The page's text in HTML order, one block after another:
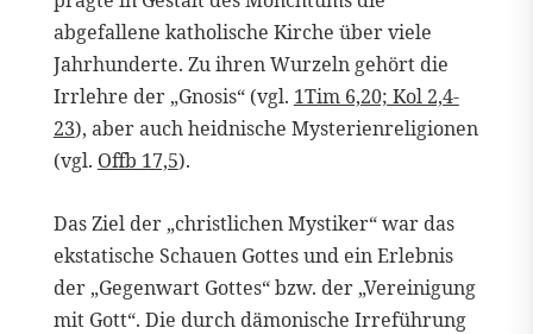
abgefallene katholische Kirche über viele
Jahrhunderte. Zu ihren Wurzeln gehört die
Irrlehre der „Gnosis“ (vgl. 1Tim 6,20; Kol 2,4-
23), aber auch heidnische Mysterienreligionen
(vgl. Offb 17,5).
Das Ziel der „christlichen Mystiker“ war das
ekstatische Schauen Gottes und ein Erlebnis
der „Gegenwart Gottes“ bzw. der „Vereinigung
mit Gott“. Die durch dämonische Irreführung